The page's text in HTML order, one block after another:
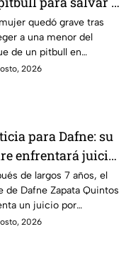
menor; hoy lucha
vida en Zapopan
quedó grave tras
a una menor del
de un pitbull en
la víctima sufrió
2026
para Dafne: su
enfrentará juicio
abuso
en 2019 en
de largos 7 años, el
de Dafne Zapata Quintos
un juicio por
abusar de la
2026